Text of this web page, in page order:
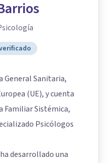
General Sanitaria,
(UE), y cuenta
Familiar Sistémica,
Psicólogos
desarrollado una